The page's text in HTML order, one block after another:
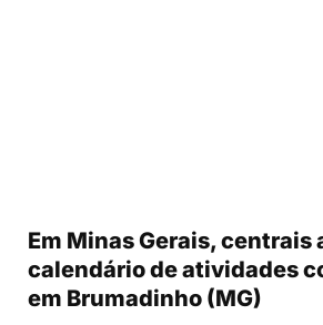
Em Minas Gerais, centrais
calendário de atividades
em Brumadinho (MG)